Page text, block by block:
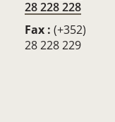
28 228 228
Fax : (+352)
28 228 229